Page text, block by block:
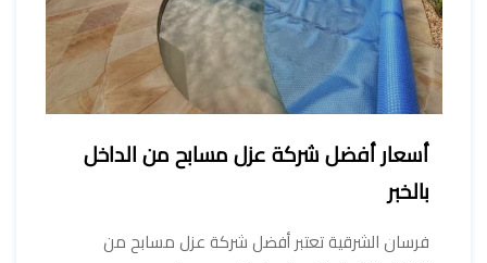
أسعار أفضل شركة عزل مسابح من الداخل
بالخبر
فرسان الشرقية تعتبر أفضل شركة عزل مسابح من